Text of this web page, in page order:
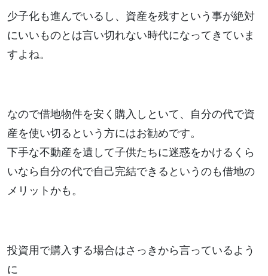
少子化も進んでいるし、資産を残すという事が絶対
にいいものとは言い切れない時代になってきていま
すよね。
なので借地物件を安く購入しといて、自分の代で資
産を使い切るという方にはお勧めです。
下手な不動産を遺して子供たちに迷惑をかけるくら
いなら自分の代で自己完結できるというのも借地の
メリットかも。
投資用で購入する場合はさっきから言っているよう
に